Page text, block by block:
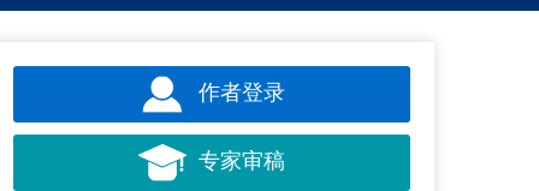
作者登录
专家审稿